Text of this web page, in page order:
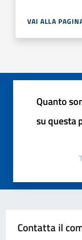
VAI ALLA
Quanto
su questa
Contatta il